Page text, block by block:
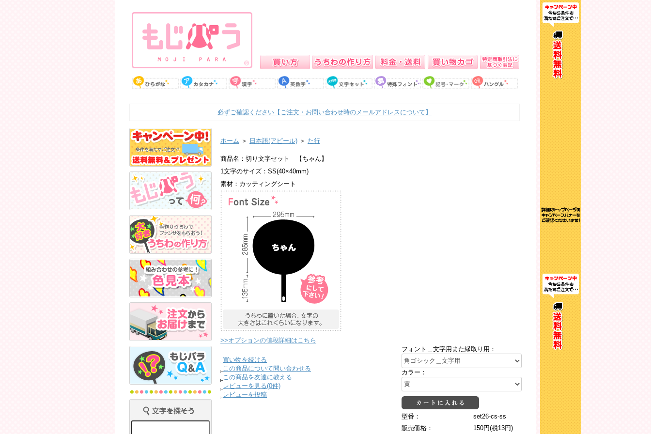
必ずご確認ください【ご注文・お問い合わせ時のメールアドレスについて】
ホーム ＞ 日本語(アピール) ＞ た行
商品名：切り文字セット 【ちゃん】
1文字のサイズ：SS(40×40mm)
素材：カッティングシート
>>オプションの値段詳細はこちら
フォント＿文字用また縁取り用：
カラー：
型番：
set26-cs-ss
販売価格：
150円(税13円)
買い物を続ける
この商品について問い合わせる
この商品を友達に教える
レビューを見る(0件)
レビューを投稿